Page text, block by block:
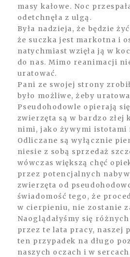
masy kałowe. Noc
odetchnęła z ulgą.
Była nadzieja, że będzie
że suczka jest markotna i
natychmiast wzięła ją w
do nas. Mimo reanimacji
uratować.
Pani ze swojej strony
było możliwe, żeby
Pseudohodowle opierają
zwierzęta są w bardzo złej
nimi, jako żywymi istotami
Odliczane są wyłącznie
niesie z sobą sprzedaż
wówczas większą chęć
przez potencjalnych
zwierzęta od
świadomość tego, że
w cierpieniu, nie zostanie
Naoglądałyśmy się
przez te lata pracy, naszej
ten przypadek na długo
naszych oczach i w